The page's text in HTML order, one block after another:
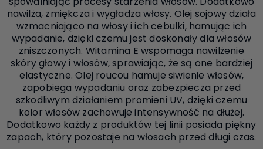
nawilża, zmiękcza i wygładza włosy. Olej sojowy działa
wzmacniająco na włosy i ich cebulki, hamując ich
wypadanie, dzięki czemu jest doskonały dla włosów
zniszczonych. Witamina E wspomaga nawilżenie
skóry głowy i włosów, sprawiając, że są one bardziej
elastyczne. Olej roucou hamuje siwienie włosów,
zapobiega wypadaniu oraz zabezpiecza przed
szkodliwym działaniem promieni UV, dzięki czemu
kolor włosów zachowuje intensywność na dłużej.
Dodatkowo każdy z produktów tej linii posiada piękny
zapach, który pozostaje na włosach przed długi czas.